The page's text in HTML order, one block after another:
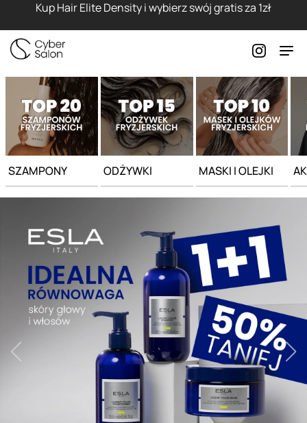
Kup Hair Elite Density i wybierz swój gratis za 1zł
SZAMPONY ODŻYWKI MASKI I OLEJKI
Strona główna - Cyber Salon